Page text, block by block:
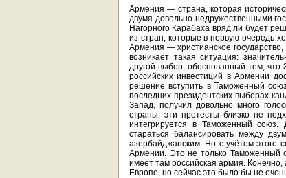
Армения — страна, которая
двумя довольно недружественными
Нагорного Карабаха вряд ли будет
из стран, которые в первую очередь
Армения — христианское
возникает такая ситуация:
другой выбор, обоснованный тем,
российских инвестиций в Армении
решение вступить в Таможенный
последних президентских выборах
Запад, получил довольно много
страны, эти протесты близко не
интегрируется в Таможенный
стараться балансировать между
азербайджанским. Но с учётом этого
Армении. Это не только Таможенный
имеет там российская армия. Конечно,
Европе, но сейчас это было бы не